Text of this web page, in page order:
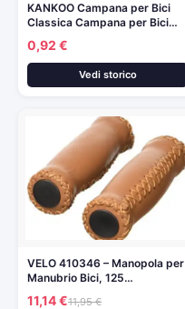
KANKOO Campana per Bici
Classica Campana per Bici…
0,92 €
Vedi storico
VELO 410346 – Manopola per
Manubrio Bici, 125…
11,14 €11,95 €